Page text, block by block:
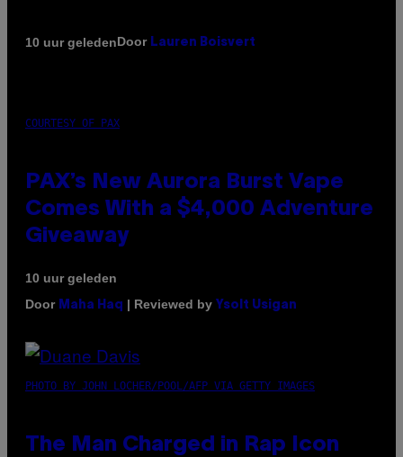
10 uur geledenDoor Lauren Boisvert
COURTESY OF PAX
PAX’s New Aurora Burst Vape
Comes With a $4,000 Adventure
Giveaway
10 uur geleden
Door Maha Haq | Reviewed by Ysolt Usigan
PHOTO BY JOHN LOCHER/POOL/AFP VIA GETTY IMAGES
The Man Charged in Rap Icon